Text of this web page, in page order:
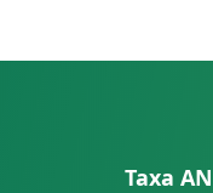
Taxa